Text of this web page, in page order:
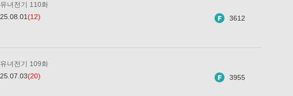
유녀전기 110화
25.08.01(12) 3612
유녀전기 109화
25.07.03(20) 3955